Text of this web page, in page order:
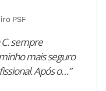
PSF
C. sempre
mais seguro
Após o…”